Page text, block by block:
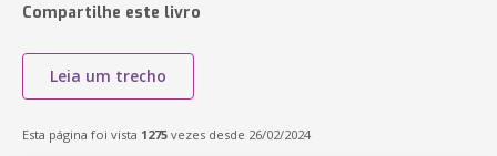
Compartilhe este livro
Leia um trecho
Esta página foi vista 1275 vezes desde 26/02/2024